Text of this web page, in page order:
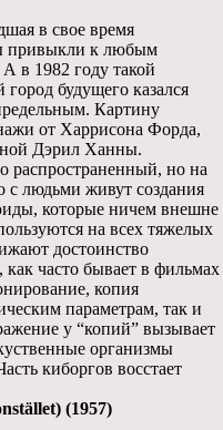
в свое время
привыкли к любым
в 1982 году такой
будущего казался
Картину
от Харрисона Форда,
Дэрил Ханны.
распространенный, но на
с людьми живут создания
которые ничем внешне
на всех тяжелых
достоинство
часто бывает в фильмах
копия
параметрам, так и
у “копий” вызывает
организмы
киборгов восстает
(1957)